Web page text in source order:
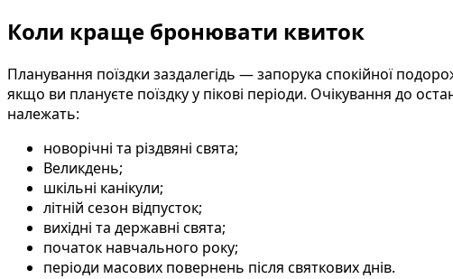
Коли краще бронювати квиток
Планування поїздки заздалегідь — запорука спокійної
якщо ви плануєте поїздку у пікові періоди. Очікування до
належать:
новорічні та різдвяні свята;
Великдень;
шкільні канікули;
літній сезон відпусток;
вихідні та державні свята;
початок навчального року;
періоди масових повернень після святкових днів.